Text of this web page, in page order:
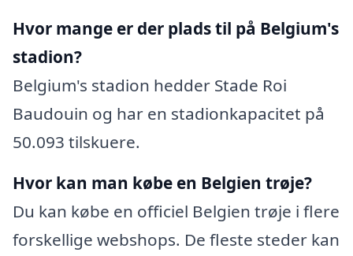
Hvor mange er der plads til på Belgium's
stadion?
Belgium's stadion hedder Stade Roi
Baudouin og har en stadionkapacitet på
50.093 tilskuere.
Hvor kan man købe en Belgien trøje?
Du kan købe en officiel Belgien trøje i flere
forskellige webshops. De fleste steder kan